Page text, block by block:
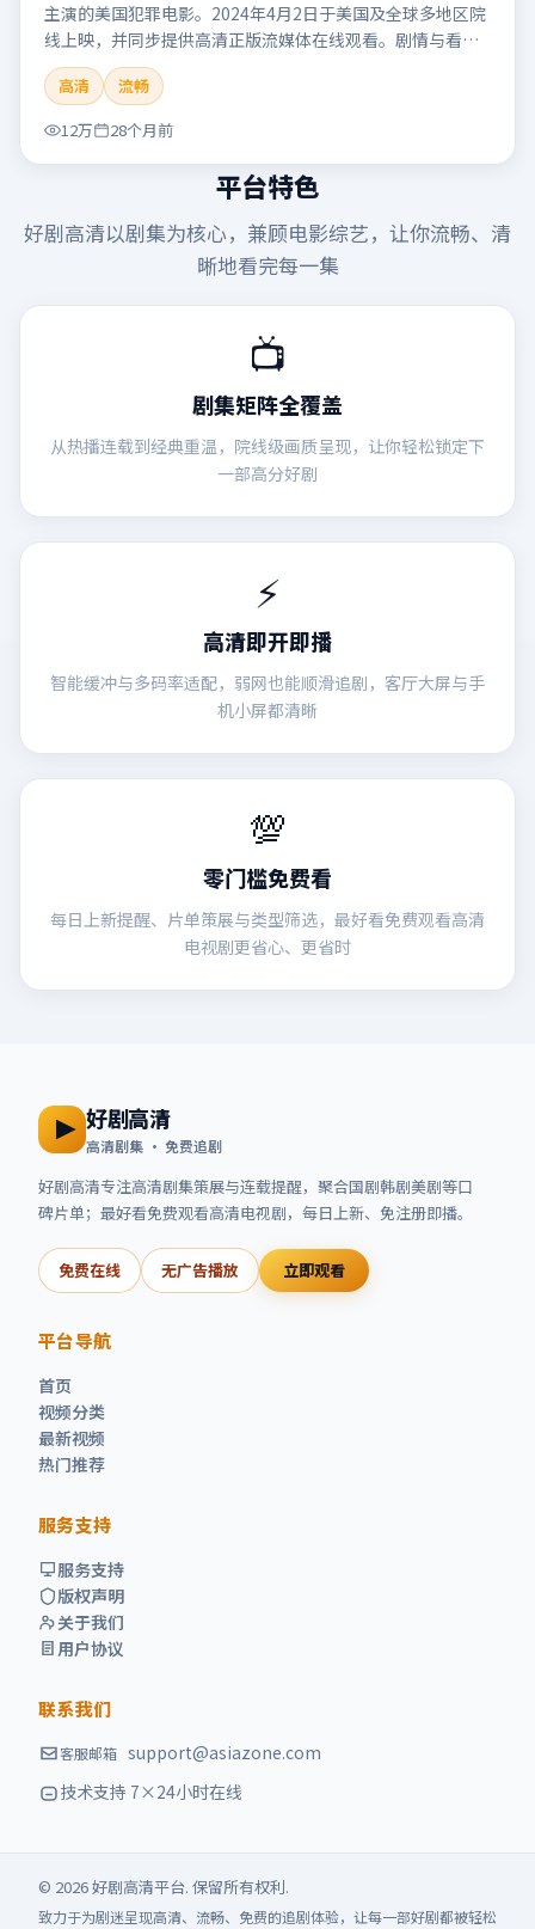
主演的美国犯罪电影。2024年4月2日于美国及全球多地区院
线上映，并同步提供高清正版流媒体在线观看。剧情与看
点：聚焦案件与人性灰色地带，张力十足，兼具社会观察与
戏剧冲突。本片适合检索「边界档案」「陈凯歌」「犯罪」
「美国」「2024」「2024-04-02上映」等关键词的影迷阅读
简介与主创信息。
高清
流畅
12万
28个月前
平台特色
好剧高清以剧集为核心，兼顾电影综艺，让你流畅、清
晰地看完每一集
📺
剧集矩阵全覆盖
从热播连载到经典重温，院线级画质呈现，让你轻松锁定下
一部高分好剧
⚡
高清即开即播
智能缓冲与多码率适配，弱网也能顺滑追剧，客厅大屏与手
机小屏都清晰
💯
零门槛免费看
每日上新提醒、片单策展与类型筛选，最好看免费观看高清
电视剧更省心、更省时
好剧高清
高清剧集 · 免费追剧
好剧高清专注高清剧集策展与连载提醒，聚合国剧韩剧美剧等口
碑片单； 最好看免费观看高清电视剧，每日上新、免注册即播。
免费在线 无广告播放 立即观看
平台导航
首页
视频分类
最新视频
热门推荐
服务支持
服务支持
版权声明
关于我们
用户协议
联系我们
客服邮箱 support@asiazone.com
技术支持 7×24小时在线
© 2026好剧高清平台. 保留所有权利.
致力于为剧迷呈现高清、流畅、免费的追剧体验，让每一部好剧都被轻松